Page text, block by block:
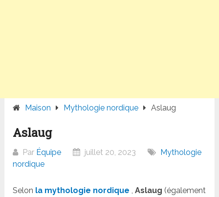
Maison Mythologie nordique Aslaug
Aslaug
Par Équipe juillet 20, 2023
Mythologie
nordique
Selon la mythologie nordique ,Aslaug (également